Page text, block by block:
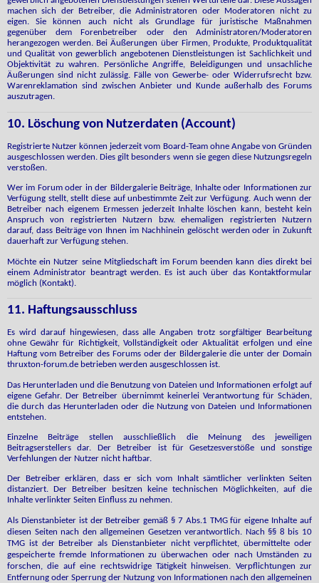
machen sich der Betreiber, die Administratoren oder Moderatoren nicht zu
eigen. Sie können auch nicht als Grundlage für juristische Maßnahmen
gegenüber dem Forenbetreiber oder den Administratoren/Moderatoren
herangezogen werden. Bei Äußerungen über Firmen, Produkte, Produktqualität
und Qualität von gewerblich angebotenen Dienstleistungen ist Sachlichkeit und
Objektivität zu wahren. Persönliche Angriffe, Beleidigungen und unsachliche
Äußerungen sind nicht zulässig. Fälle von Gewerbe- oder Widerrufsrecht bzw.
Warenreklamation sind zwischen Anbieter und Kunde außerhalb des Forums
auszutragen.
10. Löschung von Nutzerdaten (Account)
Registrierte Nutzer können jederzeit vom Board-Team ohne Angabe von Gründen
ausgeschlossen werden. Dies gilt besonders wenn sie gegen diese Nutzungsregeln
verstoßen.
Wer im Forum oder in der Bildergalerie Beiträge, Inhalte oder Informationen zur
Verfügung stellt, stellt diese auf unbestimmte Zeit zur Verfügung. Auch wenn der
Betreiber nach eigenem Ermessen jederzeit Inhalte löschen kann, besteht kein
Anspruch von registrierten Nutzern bzw. ehemaligen registrierten Nutzern
darauf, dass Beiträge von Ihnen im Nachhinein gelöscht werden oder in Zukunft
dauerhaft zur Verfügung stehen.
Möchte ein Nutzer seine Mitgliedschaft im Forum beenden kann dies direkt bei
einem Administrator beantragt werden. Es ist auch über das Kontaktformular
möglich (Kontakt).
11. Haftungsausschluss
Es wird darauf hingewiesen, dass alle Angaben trotz sorgfältiger Bearbeitung
ohne Gewähr für Richtigkeit, Vollständigkeit oder Aktualität erfolgen und eine
Haftung vom Betreiber des Forums oder der Bildergalerie die unter der Domain
thruxton-forum.de betrieben werden ausgeschlossen ist.
Das Herunterladen und die Benutzung von Dateien und Informationen erfolgt auf
eigene Gefahr. Der Betreiber übernimmt keinerlei Verantwortung für Schäden,
die durch das Herunterladen oder die Nutzung von Dateien und Informationen
entstehen.
Einzelne Beiträge stellen ausschließlich die Meinung des jeweiligen
Beitragserstellers dar. Der Betreiber ist für Gesetzesverstöße und sonstige
Verfehlungen der Nutzer nicht haftbar.
Der Betreiber erklären, dass er sich vom Inhalt sämtlicher verlinkten Seiten
distanziert. Der Betreiber besitzen keine technischen Möglichkeiten, auf die
Inhalte verlinkter Seiten Einfluss zu nehmen.
Als Dienstanbieter ist der Betreiber gemäß § 7 Abs.1 TMG für eigene Inhalte auf
diesen Seiten nach den allgemeinen Gesetzen verantwortlich. Nach §§ 8 bis 10
TMG ist der Betreiber als Dienstanbieter nicht verpflichtet, übermittelte oder
gespeicherte fremde Informationen zu überwachen oder nach Umständen zu
forschen, die auf eine rechtswidrige Tätigkeit hinweisen. Verpflichtungen zur
Entfernung oder Sperrung der Nutzung von Informationen nach den allgemeinen